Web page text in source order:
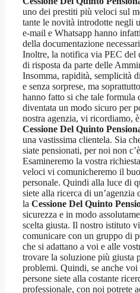
uno dei prestiti più veloci sul
tante le novità introdotte negli
e-mail e Whatsapp hanno
della documentazione
Inoltre, la notifica via PEC del
di risposta da parte delle
Insomma, rapidità, semplicità
e senza sorprese, ma
hanno fatto si che tale formula
diventata un modo sicuro per
nostra agenzia, vi ricordiamo,
Cessione Del Quinto
una vastissima clientela. Sia
siate pensionati, per noi non
Esamineremo la vostra
veloci vi comunicheremo il
personale. Quindi alla luce di
siete alla ricerca di
la Cessione Del Quinto
sicurezza e in modo
scelta giusta. Il nostro istituto
comunicare con un gruppo di
che si adattano a voi e alle
trovare la soluzione più giusta
problemi. Quindi, se anche voi
persone siete alla costante
professionale, con noi potrete